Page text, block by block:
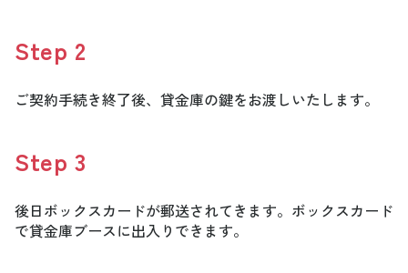
Step 2
ご契約手続き終了後、貸金庫の鍵をお渡しいたします。
Step 3
後日ボックスカードが郵送されてきます。ボックスカード
で貸金庫ブースに出入りできます。